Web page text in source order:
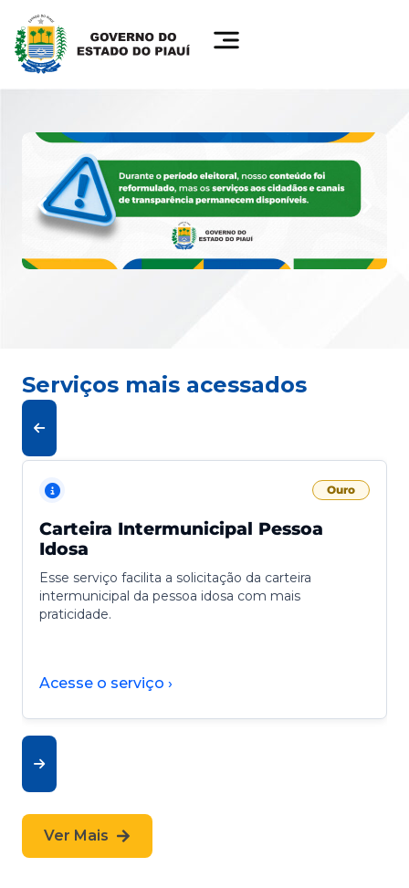
Serviços mais acessados
Ouro
Carteira Intermunicipal Pessoa
Idosa
Esse serviço facilita a solicitação da carteira
intermunicipal da pessoa idosa com mais
praticidade.
Acesse o serviço ›
Ver Mais